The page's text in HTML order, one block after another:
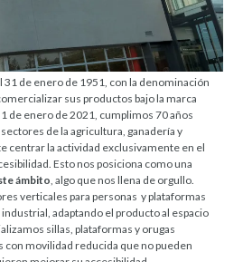
de enero de 1951, con la denominación
sus productos bajo la marca
de enero de 2021, cumplimos 70 años
de la agricultura, ganadería y
centrar la actividad exclusivamente en el
Esto nos posiciona como una
ámbito , algo que nos llena de orgullo.
verticales para personas y plataformas
adaptando el producto al espacio
sillas, plataformas y orugas
con movilidad reducida que no pueden